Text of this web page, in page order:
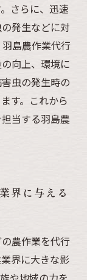
さらに、迅速
発生などに対
島農作業代行
向上、環境に
虫の発生時の
す。これから
当する羽島農
界に与える
農作業を代行
界に大きな影